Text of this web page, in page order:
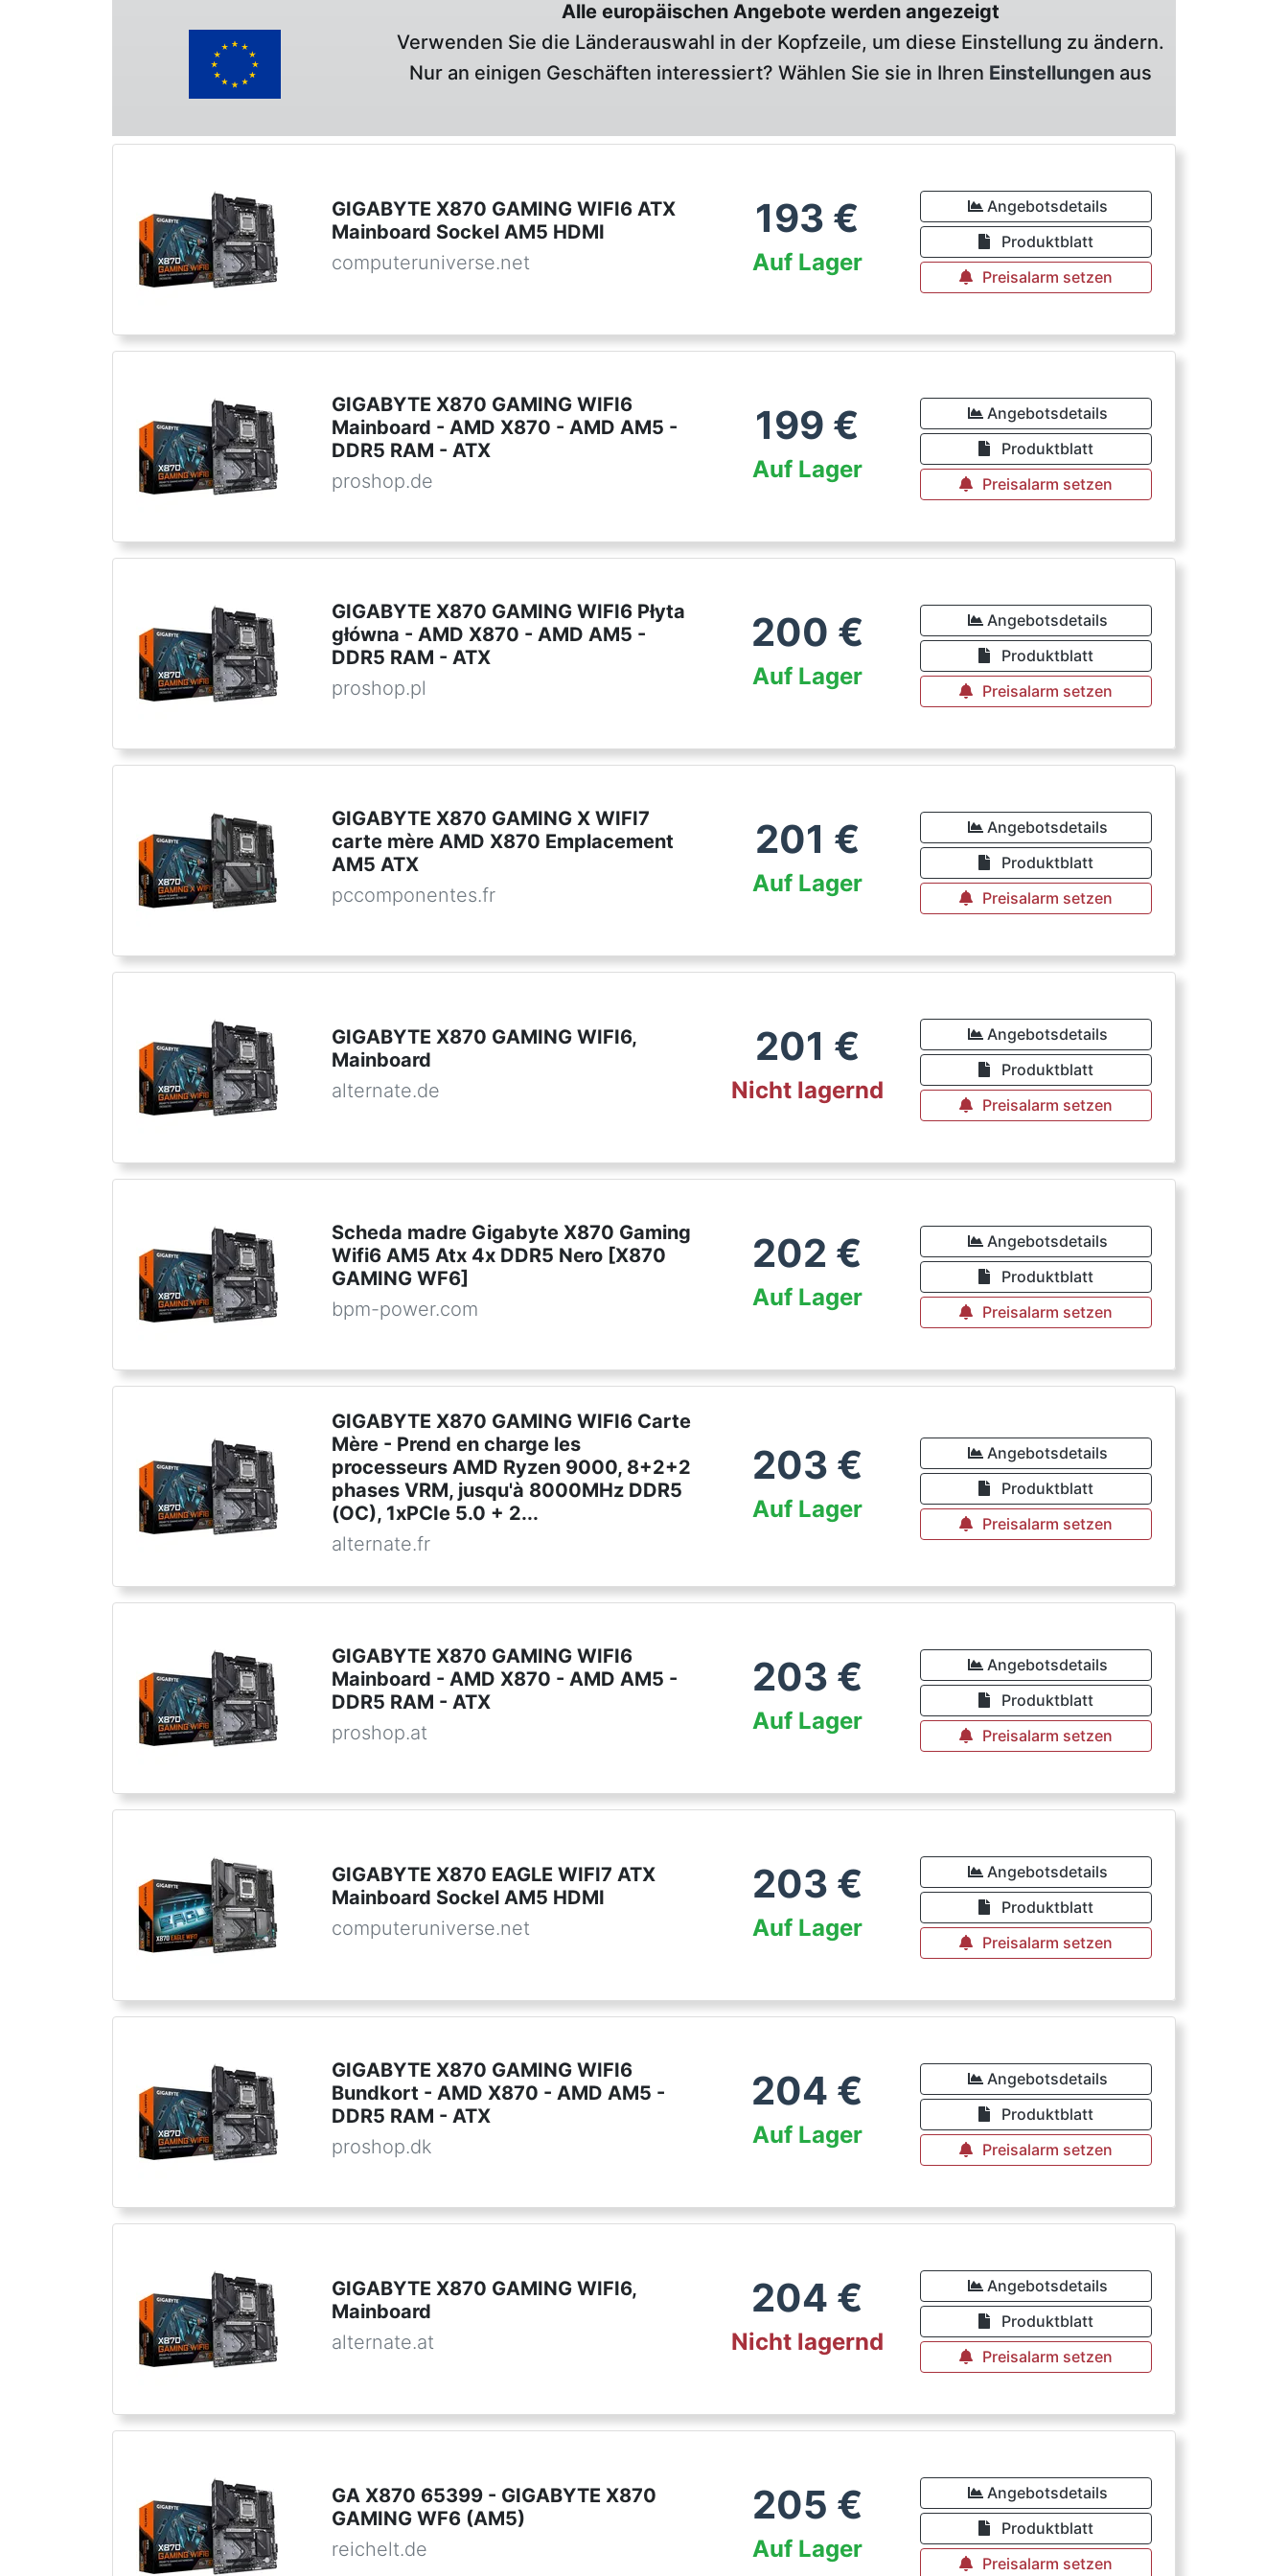
Alle europäischen Angebote werden angezeigt
Verwenden Sie die Länderauswahl in der Kopfzeile, um diese Einstellung zu ändern.
Nur an einigen Geschäften interessiert? Wählen Sie sie in Ihren Einstellungen aus
GIGABYTE X870 GAMING WIFI6 ATX
Mainboard Sockel AM5 HDMI
computeruniverse.net
193 €
Auf Lager
Angebotsdetails
Produktblatt
Preisalarm setzen
GIGABYTE X870 GAMING WIFI6
Mainboard - AMD X870 - AMD AM5 -
DDR5 RAM - ATX
proshop.de
199 €
Auf Lager
Angebotsdetails
Produktblatt
Preisalarm setzen
GIGABYTE X870 GAMING WIFI6 Płyta
główna - AMD X870 - AMD AM5 -
DDR5 RAM - ATX
proshop.pl
200 €
Auf Lager
Angebotsdetails
Produktblatt
Preisalarm setzen
GIGABYTE X870 GAMING X WIFI7
carte mère AMD X870 Emplacement
AM5 ATX
pccomponentes.fr
201 €
Auf Lager
Angebotsdetails
Produktblatt
Preisalarm setzen
GIGABYTE X870 GAMING WIFI6,
Mainboard
alternate.de
201 €
Nicht lagernd
Angebotsdetails
Produktblatt
Preisalarm setzen
Scheda madre Gigabyte X870 Gaming
Wifi6 AM5 Atx 4x DDR5 Nero [X870
GAMING WF6]
bpm-power.com
202 €
Auf Lager
Angebotsdetails
Produktblatt
Preisalarm setzen
GIGABYTE X870 GAMING WIFI6 Carte
Mère - Prend en charge les
processeurs AMD Ryzen 9000, 8+2+2
phases VRM, jusqu'à 8000MHz DDR5
(OC), 1xPCIe 5.0 + 2...
alternate.fr
203 €
Auf Lager
Angebotsdetails
Produktblatt
Preisalarm setzen
GIGABYTE X870 GAMING WIFI6
Mainboard - AMD X870 - AMD AM5 -
DDR5 RAM - ATX
proshop.at
203 €
Auf Lager
Angebotsdetails
Produktblatt
Preisalarm setzen
GIGABYTE X870 EAGLE WIFI7 ATX
Mainboard Sockel AM5 HDMI
computeruniverse.net
203 €
Auf Lager
Angebotsdetails
Produktblatt
Preisalarm setzen
GIGABYTE X870 GAMING WIFI6
Bundkort - AMD X870 - AMD AM5 -
DDR5 RAM - ATX
proshop.dk
204 €
Auf Lager
Angebotsdetails
Produktblatt
Preisalarm setzen
GIGABYTE X870 GAMING WIFI6,
Mainboard
alternate.at
204 €
Nicht lagernd
Angebotsdetails
Produktblatt
Preisalarm setzen
GA X870 65399 - GIGABYTE X870
GAMING WF6 (AM5)
reichelt.de
205 €
Auf Lager
Angebotsdetails
Produktblatt
Preisalarm setzen